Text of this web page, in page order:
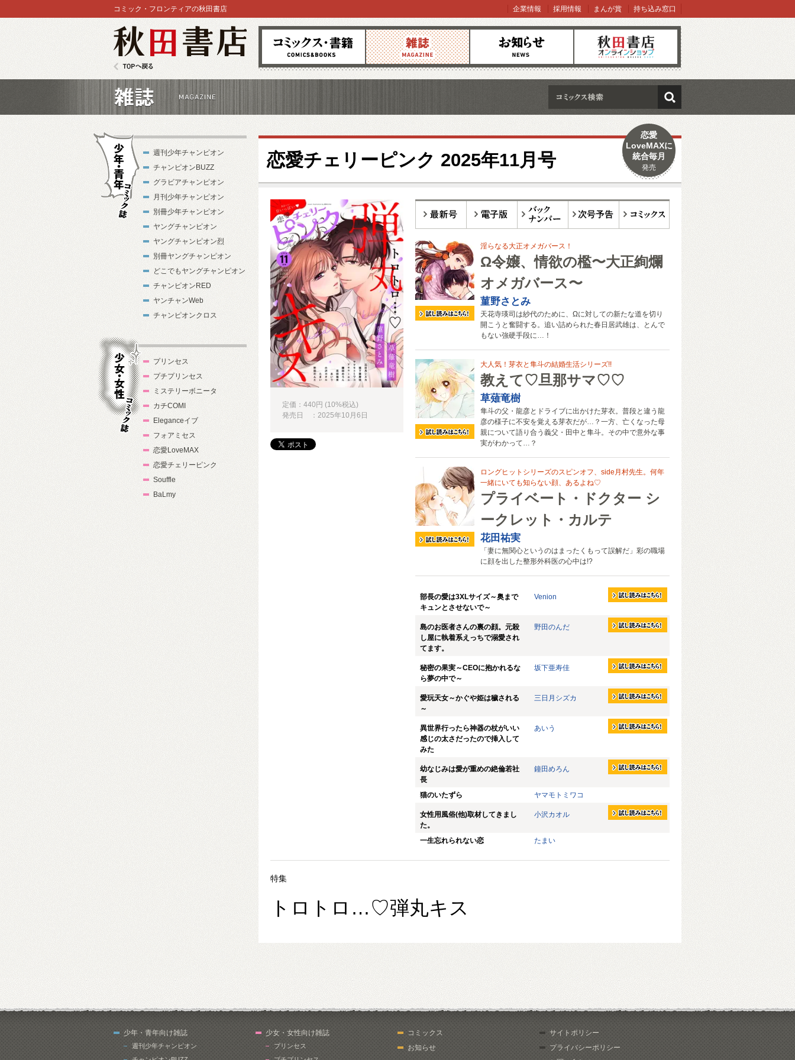
コミックス 雑誌 お知らせ オンラインショップ
コミック・フロンティアの秋田書店 企業情報 採用情報 まんが賞 持ち込み窓口
検索
恋愛チェリーピンク 2025年11月号
恋愛
LoveMAXに
統合毎月
発売
淫らなる大正オメガバース！
Ω令嬢、情欲の檻〜大正絢爛
オメガバース〜
菫野さとみ
天花寺瑛司は紗代のために、Ωに対しての新たな道を切り
開こうと奮闘する。追い詰められた春日居武雄は、とんで
もない強硬手段に…！
大人気！芽衣と隼斗の結婚生活シリーズ!!
教えて♡旦那サマ♡♡
草薙竜樹
隼斗の父・龍彦とドライブに出かけた芽衣。普段と違う龍
彦の様子に不安を覚える芽衣だが…？一方、亡くなった母
親について語り合う義父・田中と隼斗。その中で意外な事
実がわかって…？
ロングヒットシリーズのスピンオフ、side月村先生。何年
一緒にいても知らない顔、あるよね♡
プライベート・ドクター シ
ークレット・カルテ
花田祐実
「妻に無関心というのはまったくもって誤解だ」彩の職場
に顔を出した整形外科医の心中は!?
部長の愛は3XLサイズ～奥まで
キュンとさせないで～
Venion
島のお医者さんの裏の顔。元殺
し屋に執着系えっちで溺愛され
てます。
野田のんだ
秘密の果実～CEOに抱かれるな
ら夢の中で～
坂下亜寿佳
愛玩天女～かぐや姫は穢される
～
三日月シズカ
異世界行ったら神器の杖がいい
感じの太さだったので挿入して
みた
あいう
幼なじみは愛が重めの絶倫若社
長
鐘田めろん
猫のいたずら ヤマモトミワコ
女性用風俗(他)取材してきまし
た。
小沢カオル
一生忘れられない恋 たまい
定価：440円 (10%税込)
発売日 ：2025年10月6日
特集
トロトロ…♡弾丸キス
週刊少年チャンピオン
チャンピオンBUZZ
グラビアチャンピオン
月刊少年チャンピオン
別冊少年チャンピオン
ヤングチャンピオン
ヤングチャンピオン烈
別冊ヤングチャンピオン
どこでもヤングチャンピオン
チャンピオンRED
ヤンチャンWeb
チャンピオンクロス
プリンセス
プチプリンセス
ミステリーボニータ
カチCOMI
Eleganceイブ
フォアミセス
恋愛LoveMAX
恋愛チェリーピンク
Souffle
BaLmy
少年・青年向け雑誌
週刊少年チャンピオン
少女・女性向け雑誌
プリンセス
コミックス
お知らせ
サイトポリシー
プライバシーポリシー